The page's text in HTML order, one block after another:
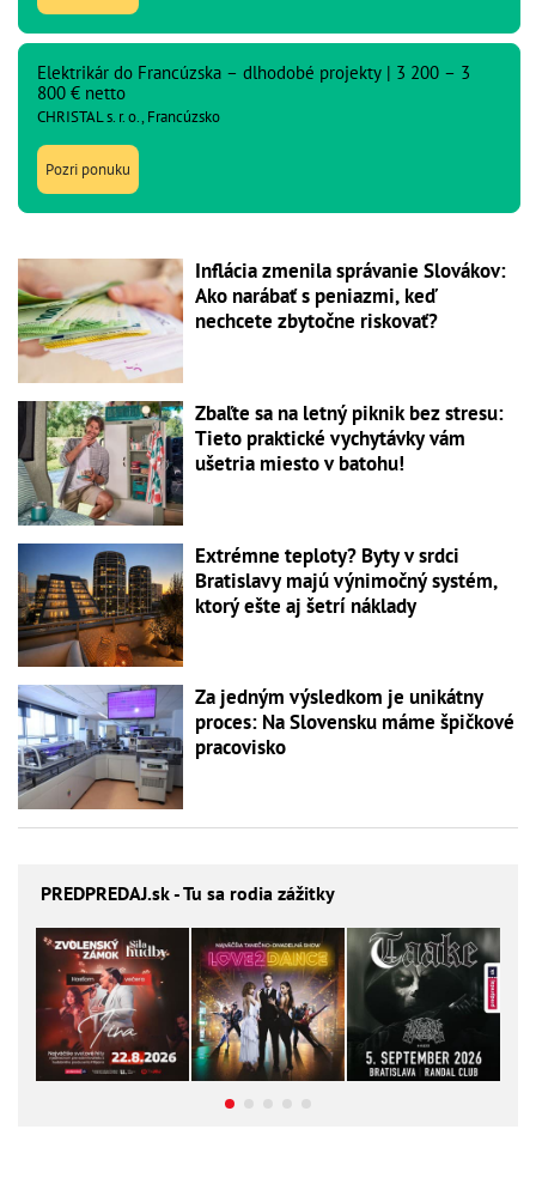
Elektrikár do Francúzska – dlhodobé projekty | 3 200 – 3
800 € netto
CHRISTAL s. r. o., Francúzsko
Pozri ponuku
Inflácia zmenila správanie Slovákov:
Ako narábať s peniazmi, keď
nechcete zbytočne riskovať?
Zbaľte sa na letný piknik bez stresu:
Tieto praktické vychytávky vám
ušetria miesto v batohu!
Extrémne teploty? Byty v srdci
Bratislavy majú výnimočný systém,
ktorý ešte aj šetrí náklady
Za jedným výsledkom je unikátny
proces: Na Slovensku máme špičkové
pracovisko
PREDPREDAJ.sk - Tu sa rodia zážitky